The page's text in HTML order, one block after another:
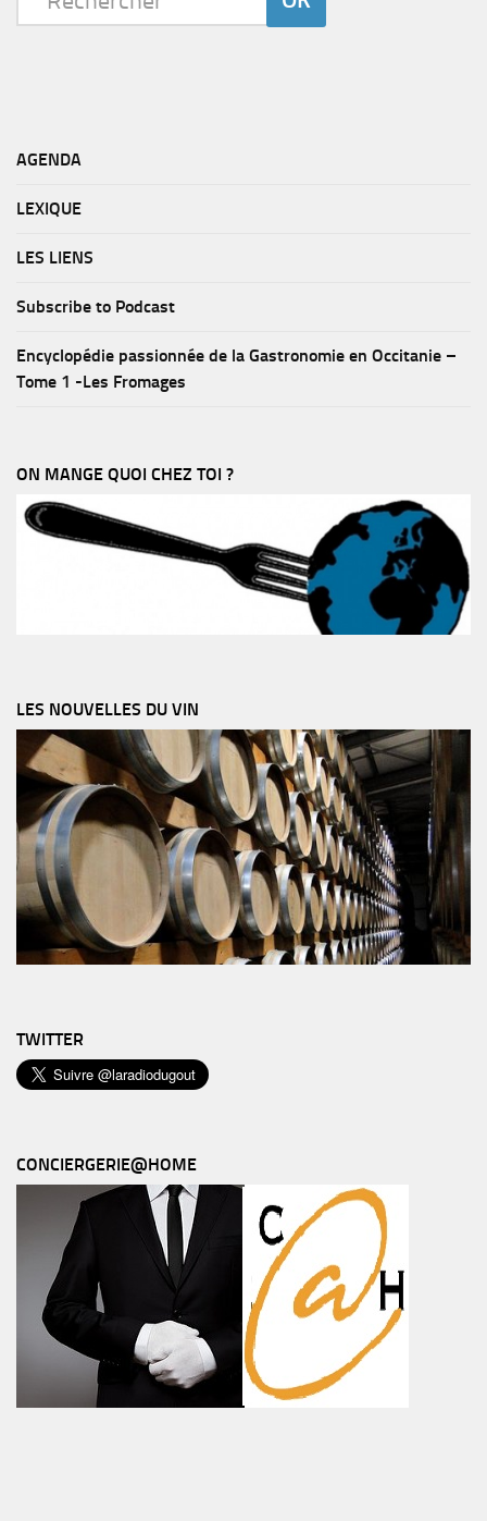
AGENDA
LEXIQUE
LES LIENS
Subscribe to Podcast
Encyclopédie passionnée de la Gastronomie en Occitanie –
Tome 1 -Les Fromages
ON MANGE QUOI CHEZ TOI ?
LES NOUVELLES DU VIN
TWITTER
CONCIERGERIE@HOME